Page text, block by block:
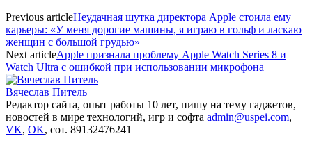
Previous articleНеудачная шутка директора Apple стоила ему
карьеры: «У меня дорогие машины, я играю в гольф и ласкаю
женщин с большой грудью»
Next articleApple признала проблему Apple Watch Series 8 и
Watch Ultra с ошибкой при использовании микрофона
Вячеслав Питель
Редактор сайта, опыт работы 10 лет, пишу на тему гаджетов,
новостей в мире технологий, игр и софта admin@uspei.com,
VK, OK, сот. 89132476241